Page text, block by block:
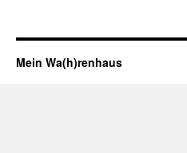
Mein Wa(h)renhaus